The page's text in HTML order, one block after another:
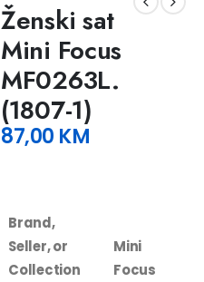
Ženski sat
Mini Focus
MF0263L.
(1807-1)
87,00 KM
Brand,
Seller, or
Collection
Mini
Focus